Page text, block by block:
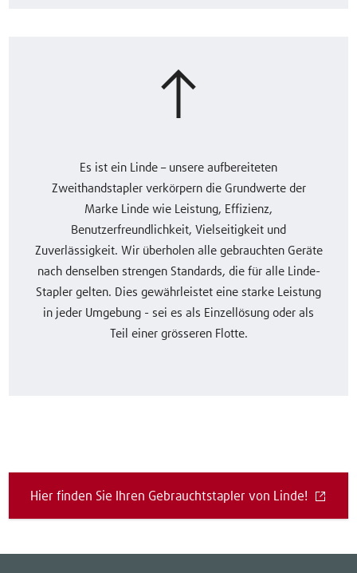
Es ist ein Linde – unsere aufbereiteten
Zweithandstapler verkörpern die Grundwerte der
Marke Linde wie Leistung, Effizienz,
Benutzerfreundlichkeit, Vielseitigkeit und
Zuverlässigkeit. Wir überholen alle gebrauchten Geräte
nach denselben strengen Standards, die für alle Linde-
Stapler gelten. Dies gewährleistet eine starke Leistung
in jeder Umgebung - sei es als Einzellösung oder als
Teil einer grösseren Flotte.
Hier finden Sie Ihren Gebrauchtstapler von Linde!